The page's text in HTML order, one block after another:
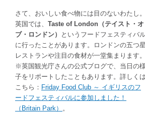
噛
み
赤
っ
恥！
は
さて、おいしい食べ物には目のないわたし。
英国では、 Taste of London（テイスト・オ
ブ・ロンドン）
というフードフェスティバ
に行ったことがあります。ロンドンの五つ星
レストランや注目の食材が一堂集まります。
※英国観光庁さんの公式ブログで、当日の様
子をリポートしたこともあります。詳しくは
こちら： Friday Food Club ～ イギリスのフ
ードフェスティバルに参加しました！
（Britain Park）
。